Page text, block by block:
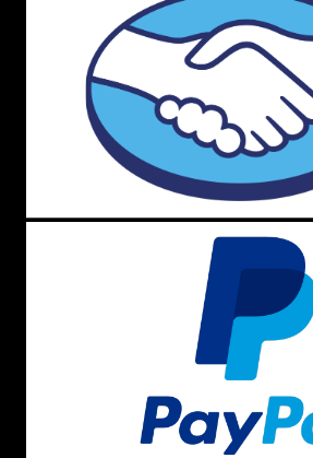
brasileiros em busca de roupas
confiáveis.
Os mais vendidos The North
Jaquetas e casacos : A
conhecida por suas jaquetas
qualidade,
impermeáveis
vento.
incluem a jaqueta
Apex Bionic
jaqueta Thermoball.
: A TheNorth Face
variedade de mochilas para
como caminhadas,
escaladase
modelos populares são a
e a mochila
Equipamentos para
marca também é
equipamentos para
incluindobarracas sacos
para caminhada, luvas e
barraca Talus e saco de
bem avaliados.